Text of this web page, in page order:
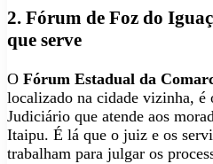
2. Fórum de Foz do
que serve
O Fórum Estadual da
localizado na cidade vizinha,
Judiciário que atende aos
Itaipu. É lá que o juiz e os
trabalham para julgar os